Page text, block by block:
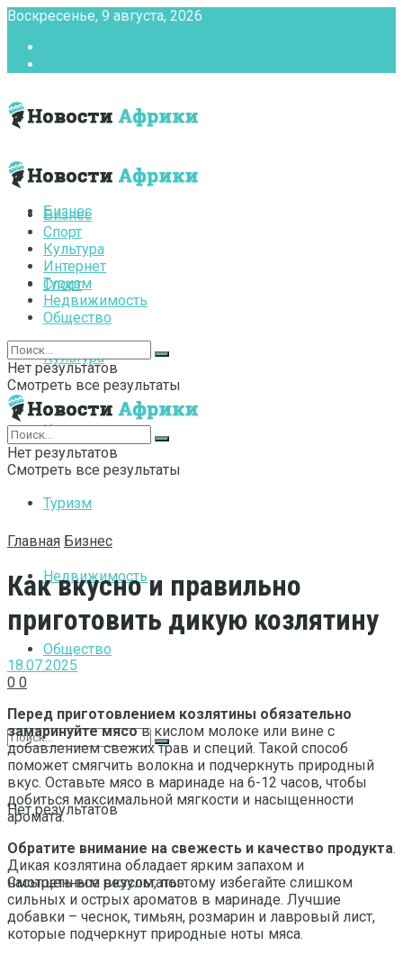
Воскресенье, 9 августа, 2026
Бизнес
Спорт
Культура
Интернет
Туризм
Недвижимость
Общество
Нет результатов
Смотреть все результаты
Бизнес
Спорт
Культура
Интернет
Туризм
Недвижимость
Общество
Нет результатов
Смотреть все результаты
Нет результатов
Смотреть все результаты
Главная Бизнес
Как вкусно и правильно
приготовить дикую козлятину
18.07.2025
0 0
Перед приготовлением козлятины обязательно
замаринуйте мясов кислом молоке или вине с
добавлением свежих трав и специй. Такой способ
поможет смягчить волокна и подчеркнуть природный
вкус. Оставьте мясо в маринаде на 6-12 часов, чтобы
добиться максимальной мягкости и насыщенности
аромата.
Обратите внимание на свежесть и качество продукта.
Дикая козлятина обладает ярким запахом и
насыщенным вкусом, поэтому избегайте слишком
сильных и острых ароматов в маринаде. Лучшие
добавки – чеснок, тимьян, розмарин и лавровый лист,
которые подчеркнут природные ноты мяса.